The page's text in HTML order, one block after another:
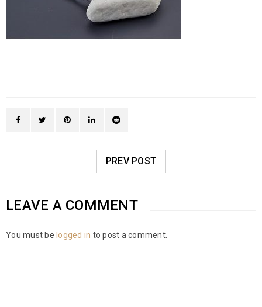
PREV POST
LEAVE A COMMENT
You must be logged in to post a comment.